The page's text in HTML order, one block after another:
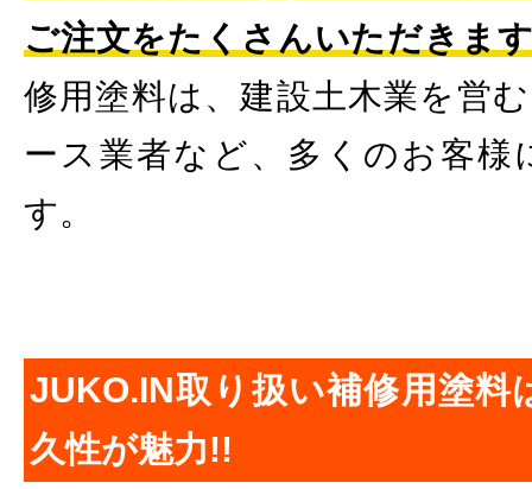
ご注文をたくさんいただきま
修用塗料は、建設土木業を営
ース業者など、多くのお客様
す。
JUKO.IN取り扱い補修用塗料
久性が魅力!!